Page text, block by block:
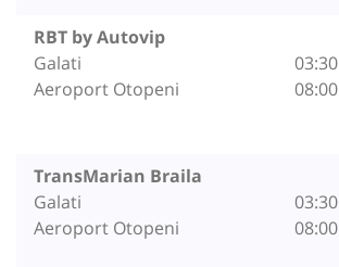
RBT by Autovip
Galati
Aeroport Otopeni
03:30
08:00
TransMarian Braila
Galati
Aeroport Otopeni
03:30
08:00